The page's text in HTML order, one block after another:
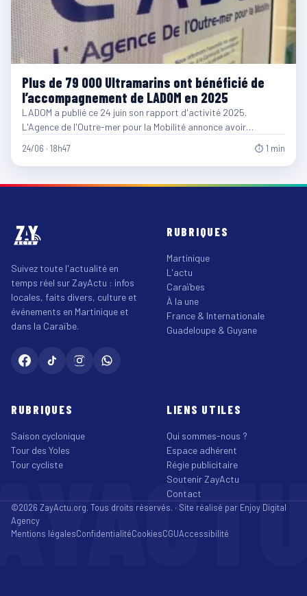
Plus de 79 000 Ultramarins ont bénéficié de
l’accompagnement de LADOM en 2025
LADOM a publié ce 24 juin son rapport d'activité 2025.
L'Agence de l'Outre-mer pour la Mobilité annonce avoir…
24/06 · 18h47 ⏱ 1 min
Suivez toute l'actualité en
temps réel sur ZayActu : infos
locales, faits divers, culture et
événements en Martinique et
dans la Caraïbe.
RUBRIQUES
Martinique
L'actu
Caraïbes
À la une
France & Internationale
Guadeloupe & Guyane
RUBRIQUES
Saison cyclonique
Tour des Yoles
Tour cycliste
LIENS UTILES
Qui sommes-nous ?
Espace adhérent
Régie publicitaire
Soutenir ZayActu
Contact
©2026 ZayActu.org. Tous droits réservés. · Site réalisé par Enjoy Digital
Agency
Mentions légalesConfidentialitéCookiesCGUAccessibilité